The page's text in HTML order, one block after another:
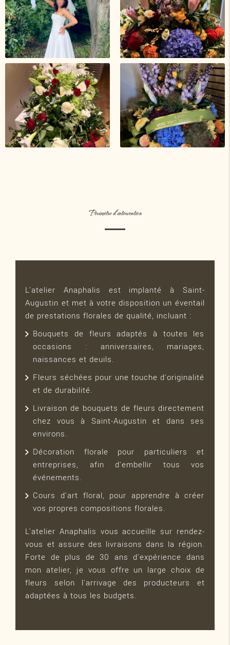
Périmètre d'intervention
L'atelier Anaphalis est implanté à Saint-
Augustin et met à votre disposition un éventail
de prestations florales de qualité, incluant :
Bouquets de fleurs adaptés à toutes les
occasions : anniversaires, mariages,
naissances et deuils.
Fleurs séchées pour une touche d'originalité
et de durabilité.
Livraison de bouquets de fleurs directement
chez vous à Saint-Augustin et dans ses
environs.
Décoration florale pour particuliers et
entreprises, afin d'embellir tous vos
événements.
Cours d'art floral, pour apprendre à créer
vos propres compositions florales.
L'atelier Anaphalis vous accueille sur rendez-
vous et assure des livraisons dans la région.
Forte de plus de 30 ans d'expérience dans
mon atelier, je vous offre un large choix de
fleurs selon l'arrivage des producteurs et
adaptées à tous les budgets.